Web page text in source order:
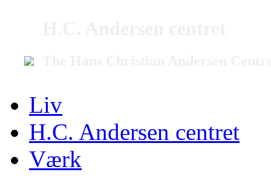
Liv
H.C. Andersen centret
Værk